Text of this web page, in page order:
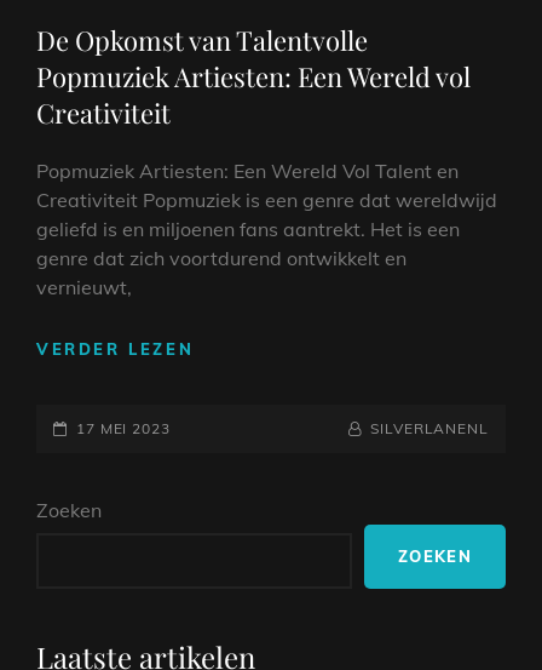
De Opkomst van Talentvolle
Popmuziek Artiesten: Een Wereld vol
Creativiteit
Popmuziek Artiesten: Een Wereld Vol Talent en
Creativiteit Popmuziek is een genre dat wereldwijd
geliefd is en miljoenen fans aantrekt. Het is een
genre dat zich voortdurend ontwikkelt en
vernieuwt,
VERDER LEZEN
GEPLAATST
17 MEI 2023 NAAMREGEL
BYLINE
SILVERLANENL
Zoeken
ZOEKEN
Laatste artikelen